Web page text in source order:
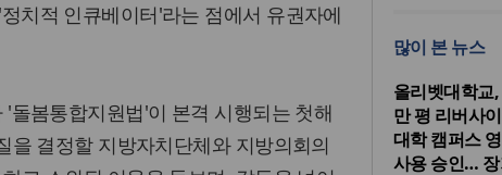
치적 인큐베이터'라는 점에서 유권자에
돌봄통합지원법'이 본격 시행되는 첫해
결정할 지방자치단체와 지방의회의
발
이드
인… 장
많이 본 뉴스
올리벳대학교
만 평 리버사
대학 캠퍼스
사용 승인…